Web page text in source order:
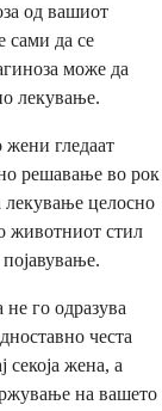
од вашиот
сами да се
може да
лекување.
жени гледаат
решавање во рок
целосно
животниот стил
го одразува
честа
секоја жена, а
на вашето